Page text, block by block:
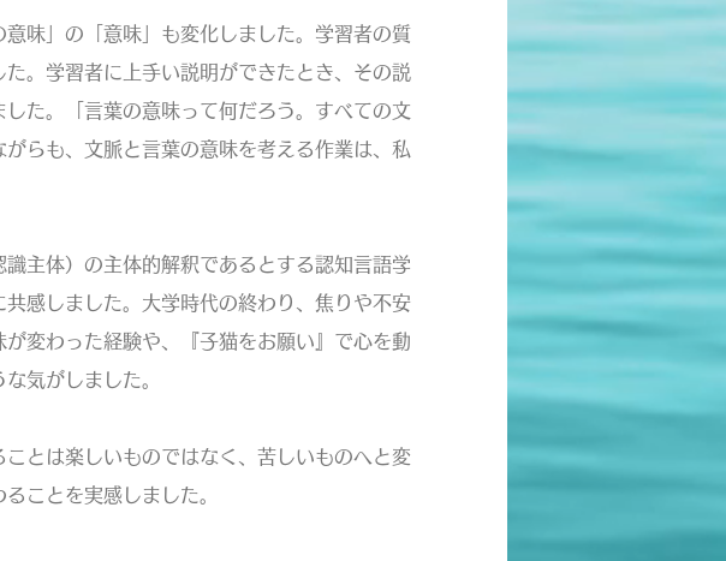
味」の「意味」も変化しました。学習者の質
。学習者に上手い説明ができたとき、その説
た。「言葉の意味って何だろう。すべての文
らも、文脈と言葉の意味を考える作業は、私
主体）の主体的解釈であるとする認知言語学
感しました。大学時代の終わり、焦りや不安
変わった経験や、『子猫をお願い』で心を動
気がしました。
とは楽しいものではなく、苦しいものへと変
ことを実感しました。